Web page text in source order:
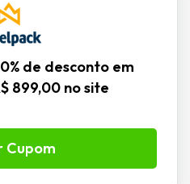
de desconto em
899,00 no site
Cupom